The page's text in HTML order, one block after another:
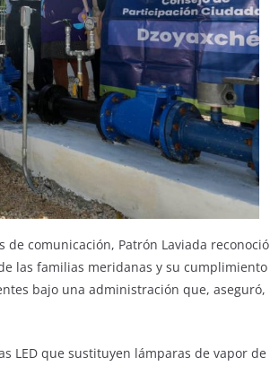
comunicación, Patrón Laviada reconoció
las familias meridanas y su cumplimiento
bajo una administración que, aseguró,
LED que sustituyen lámparas de vapor de